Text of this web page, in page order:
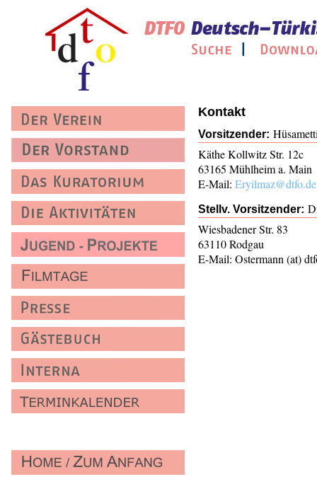
Kontakt
Vorsitzender:
Käthe Kollwitz Str. 12c
63165 Mühlheim a. Main
E-Mail: Eryilmaz@dtfo.de
Stellv. Vorsitzender:
Wiesbadener Str. 83
63110 Rodgau
E-Mail: Ostermann (at)